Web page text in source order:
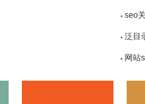
seo
泛目
网站